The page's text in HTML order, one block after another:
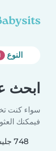
ابحث
سواء كنت
فيمكنك
748 جليسة أطفال نشطة تتوافق مع معايير بحثك